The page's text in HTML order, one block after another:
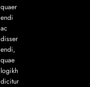
quaer
endi
ac
disser
endi,
quae
logikh
dicitur